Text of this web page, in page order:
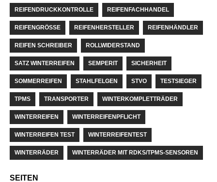
REIFENDRUCKKONTROLLE REIFENFACHHANDEL
REIFENGRÖSSE REIFENHERSTELLER REIFENHÄNDLER
REIFEN SCHREIBER ROLLWIDERSTAND
SATZ WINTERREIFEN SEMPERIT SICHERHEIT
SOMMERREIFEN STAHLFELGEN STVO TESTSIEGER
TPMS TRANSPORTER WINTERKOMPLETTRÄDER
WINTERREIFEN WINTERREIFENPFLICHT
WINTERREIFEN TEST WINTERREIFENTEST
WINTERRÄDER WINTERRÄDER MIT RDKS/TPMS-SENSOREN
SEITEN